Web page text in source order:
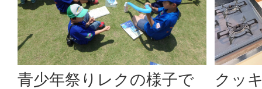
青少年祭りレクの様子で
クッ